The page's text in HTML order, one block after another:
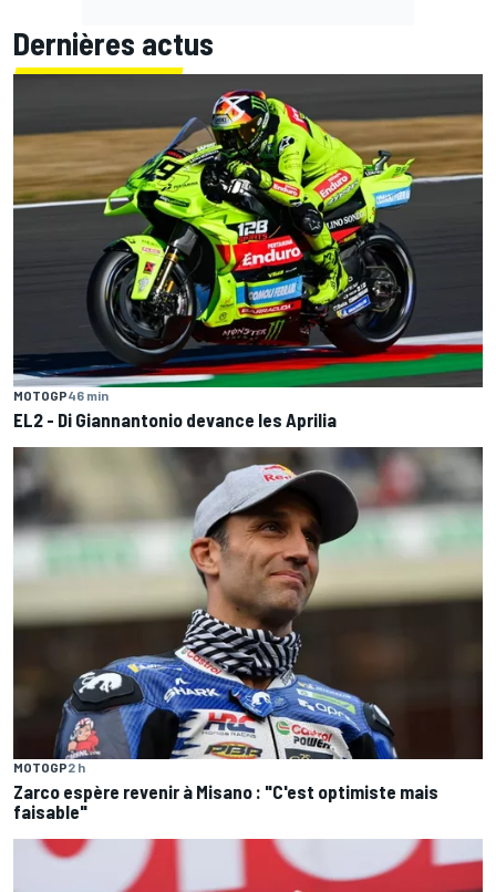
Dernières actus
MOTOGP46 min
EL2 - Di Giannantonio devance les Aprilia
MOTOGP2 h
Zarco espère revenir à Misano : "C'est optimiste mais
faisable"